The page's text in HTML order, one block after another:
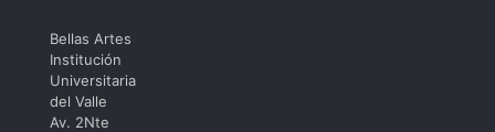
Bellas Artes
Institución
Universitaria
del Valle
Av. 2Nte